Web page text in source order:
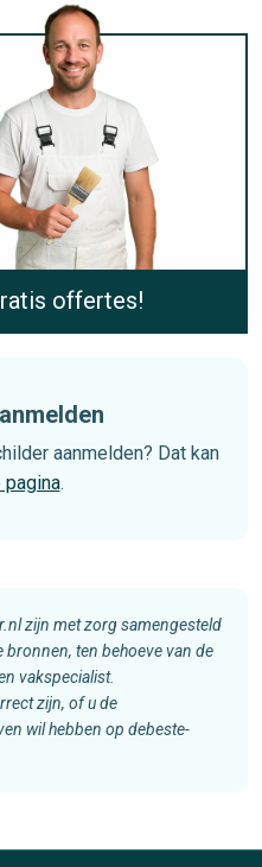
offertes!
aanmelden? Dat kan
.
zijn met zorg samengesteld
ten behoeve van de
vakspecialist.
zijn, of u de
wil hebben op debeste-